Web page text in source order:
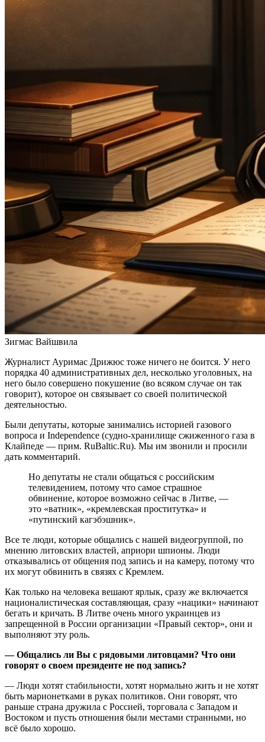
Зигмас Вайшвила
Журналист Ауримас Дрижюс тоже ничего не боится. У него
порядка 40 административных дел, несколько уголовных, на
него было совершено покушение (во всяком случае он так
говорит), которое он связывает со своей политической
деятельностью.
Были депутаты, которые занимались историей газового
вопроса и Independence (судно-хранилище сжиженного газа в
Клайпеде — прим. RuBaltic.Ru). Мы им звонили и просили
дать комментарий.
Но депутаты не стали общаться с российским
телевидением, потому что самое страшное
обвинение, которое возможно сейчас в Литве, —
это «ватник», «кремлевская проститутка» и
«путинский кагэбэшник».
Все те люди, которые общались с нашей видеогруппой, по
мнению литовских властей, априори шпионы. Люди
отказывались от общения под запись и на камеру, потому что
их могут обвинить в связях с Кремлем.
Как только на человека вешают ярлык, сразу же включается
националистическая составляющая, сразу «нацики» начинают
бегать и кричать. В Литве очень много украинцев из
запрещенной в России организации «Правый сектор», они и
выполняют эту роль.
— Общались ли Вы с рядовыми литовцами? Что они
говорят о своем президенте не под запись?
— Люди хотят стабильности, хотят нормально жить и не хотят
быть марионетками в руках политиков. Они говорят, что
раньше страна дружила с Россией, торговала с Западом и
Востоком и пусть отношения были местами странными, но
всё было хорошо.